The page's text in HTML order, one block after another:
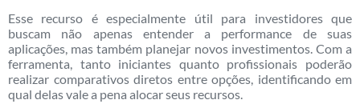
Esse recurso é especialmente útil para investidores que
buscam não apenas entender a performance de suas
aplicações, mas também planejar novos investimentos. Com a
ferramenta, tanto iniciantes quanto profissionais poderão
realizar comparativos diretos entre opções, identificando em
qual delas vale a pena alocar seus recursos.